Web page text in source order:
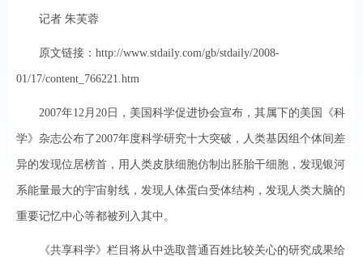
记者 朱芙蓉
原文链接：http://www.stdaily.com/gb/stdaily/2008-
01/17/content_766221.htm
2007年12月20日，美国科学促进协会宣布，其属下的美国《科
学》杂志公布了2007年度科学研究十大突破，人类基因组个体间差
异的发现位居榜首，用人类皮肤细胞仿制出胚胎干细胞，发现银河
系能量最大的宇宙射线，发现人体蛋白受体结构，发现人类大脑的
重要记忆中心等都被列入其中。
《共享科学》栏目将从中选取普通百姓比较关心的研究成果给